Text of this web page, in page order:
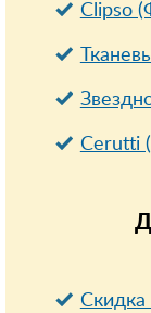
Clipso
Cerutti
Скидка